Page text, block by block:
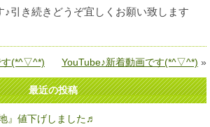
♪引き続きどうぞ宜しくお願い致します
す(*^▽^*) YouTube♪新着動画です(*^▽^*) »
最近の投稿
』値下げしました♬